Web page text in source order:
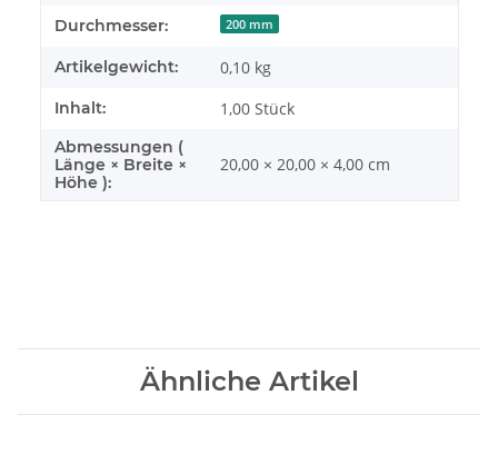
Durchmesser: 200 mm
Artikelgewicht: 0,10 kg
Inhalt: 1,00 Stück
Abmessungen (
Länge × Breite ×
Höhe ):
20,00 × 20,00 × 4,00 cm
Ähnliche Artikel